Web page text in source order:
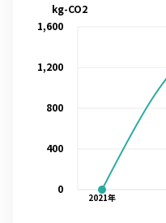
2021年
0
400
800
1,200
1,600
kg-CO2